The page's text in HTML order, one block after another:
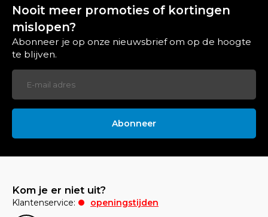
Nooit meer promoties of kortingen
mislopen?
Abonneer je op onze nieuwsbrief om op de hoogte
te blijven.
Abonneer
Kom je er niet uit?
Klantenservice:
openingstijden